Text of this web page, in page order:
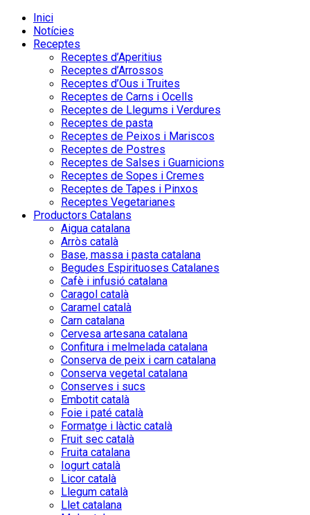
Inici
Notícies
Receptes
Receptes d’Aperitius
Receptes d’Arrossos
Receptes d’Ous i Truites
Receptes de Carns i Ocells
Receptes de Llegums i Verdures
Receptes de pasta
Receptes de Peixos i Mariscos
Receptes de Postres
Receptes de Salses i Guarnicions
Receptes de Sopes i Cremes
Receptes de Tapes i Pinxos
Receptes Vegetarianes
Productors Catalans
Aigua catalana
Arròs català
Base, massa i pasta catalana
Begudes Espirituoses Catalanes
Cafè i infusió catalana
Caragol català
Caramel català
Carn catalana
Cervesa artesana catalana
Confitura i melmelada catalana
Conserva de peix i carn catalana
Conserva vegetal catalana
Conserves i sucs
Embotit català
Foie i paté català
Formatge i làctic català
Fruit sec català
Fruita catalana
Iogurt català
Licor català
Llegum català
Llet catalana